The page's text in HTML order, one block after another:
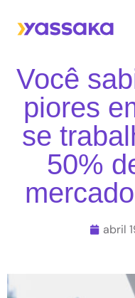
Você
piores
se
50%
abril